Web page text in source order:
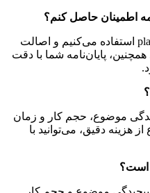
ما از نرم‌افزارهای تشخیص plagiarism استفاده می‌کنیم و اصالت
پایان‌نامه شما با دقت
موضوع، حجم کار و زمان
هزینه دقیق، می‌توانید با